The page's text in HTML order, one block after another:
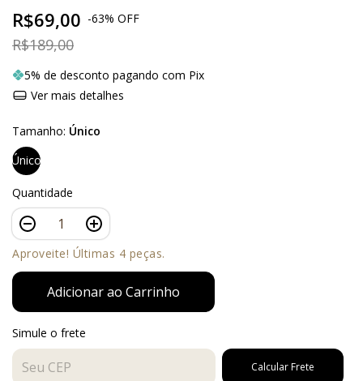
R$69,00 -63% OFF
R$189,00
5% de desconto pagando com Pix
Ver mais detalhes
Tamanho: Único
Único
Quantidade
Aproveite! Últimas 4 peças.
Simule o frete
Entregas para o CEP:
Calcular Frete